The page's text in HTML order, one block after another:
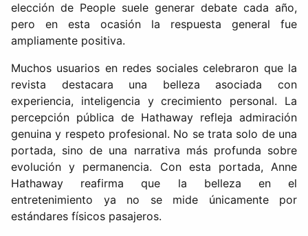
elección de People suele generar debate cada año,
pero en esta ocasión la respuesta general fue
ampliamente positiva.
Muchos usuarios en redes sociales celebraron que la
revista destacara una belleza asociada con
experiencia, inteligencia y crecimiento personal. La
percepción pública de Hathaway refleja admiración
genuina y respeto profesional. No se trata solo de una
portada, sino de una narrativa más profunda sobre
evolución y permanencia. Con esta portada, Anne
Hathaway reafirma que la belleza en el
entretenimiento ya no se mide únicamente por
estándares físicos pasajeros.